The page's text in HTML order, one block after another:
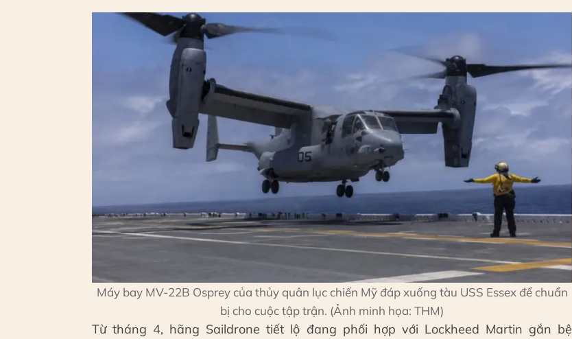
Máy bay MV-22B Osprey của thủy quân lục chiến Mỹ đáp xuống tàu USS Essex để chuẩn
bị cho cuộc tập trận. (Ảnh minh họa: THM)
Từ tháng 4, hãng Saildrone tiết lộ đang phối hợp với Lockheed Martin gắn bệ